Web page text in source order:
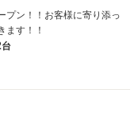
プン！！お客様に寄り添っ
ます！！
台